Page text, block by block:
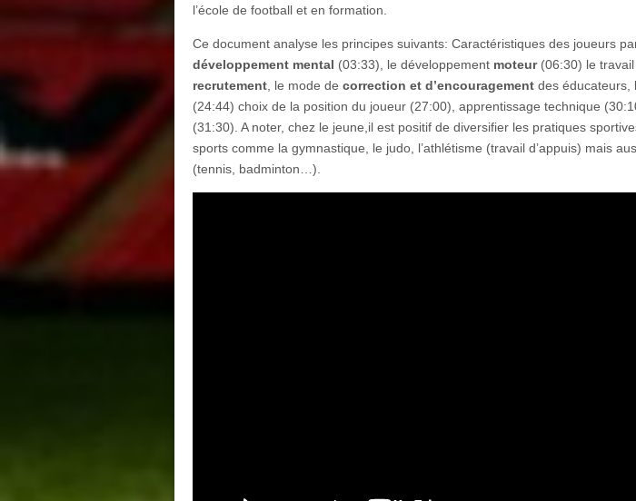
l’école de football et en formation.
Ce document analyse les principes suivants: Caractéristiques des joueurs
développement mental (03:33), le développement moteur(06:30) le travail
recrutement , le mode de correction et d’encouragement des éducateurs,
(24:44) choix de la position du joueur (27:00), apprentissage technique
(31:30). A noter, chez le jeune,il est positif de diversifier les pratiques
sports comme la gymnastique, le judo, l’athlétisme (travail d’appuis) mais
(tennis, badminton…).